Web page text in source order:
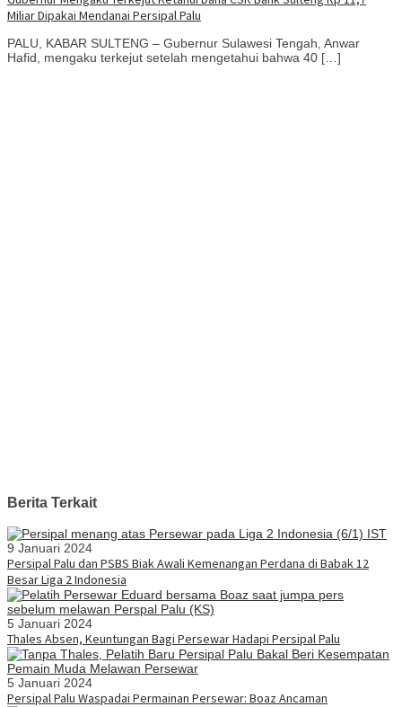
Miliar Dipakai Mendanai Persipal Palu
PALU, KABAR SULTENG – Gubernur Sulawesi Tengah, Anwar
Hafid, mengaku terkejut setelah mengetahui bahwa 40 […]
Berita Terkait
9 Januari 2024
Persipal Palu dan PSBS Biak Awali Kemenangan Perdana di Babak 12
Besar Liga 2 Indonesia
5 Januari 2024
Thales Absen, Keuntungan Bagi Persewar Hadapi Persipal Palu
5 Januari 2024
Persipal Palu Waspadai Permainan Persewar: Boaz Ancaman